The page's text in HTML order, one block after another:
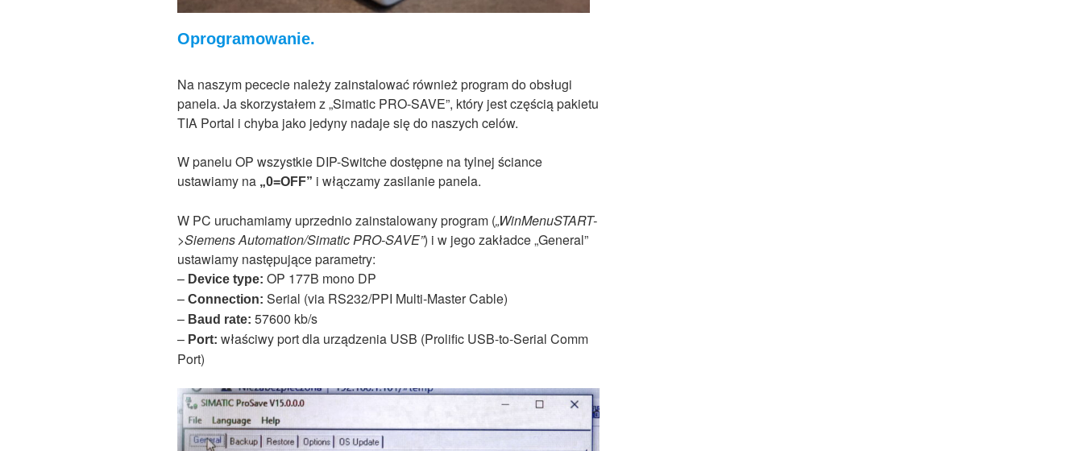
Oprogramowanie.
Na naszym pececie należy zainstalować również program do obsługi
panela. Ja skorzystałem z „Simatic PRO-SAVE”, który jest częścią pakietu
TIA Portal i chyba jako jedyny nadaje się do naszych celów.
W panelu OP wszystkie DIP-Switche dostępne na tylnej ściance
ustawiamy na „0=OFF” i włączamy zasilanie panela.
W PC uruchamiamy uprzednio zainstalowany program („WinMenuSTART-
>Siemens Automation/Simatic PRO-SAVE”) i w jego zakładce „General”
ustawiamy następujące parametry:
– Device type: OP 177B mono DP
– Connection: Serial (via RS232/PPI Multi-Master Cable)
– Baud rate: 57600 kb/s
– Port: właściwy port dla urządzenia USB (Prolific USB-to-Serial Comm
Port)